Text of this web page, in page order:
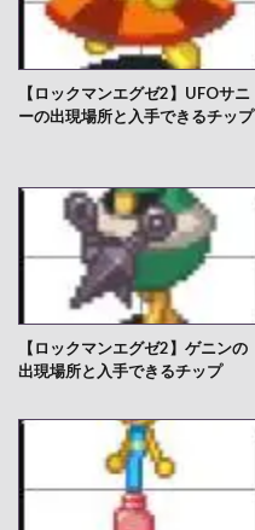
【ロックマンエグゼ2】UFOサニ
ーの出現場所と入手できるチップ
【ロックマンエグゼ2】ゲニンの
出現場所と入手できるチップ